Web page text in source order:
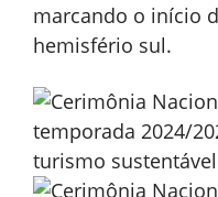
marcando o início
hemisfério sul.